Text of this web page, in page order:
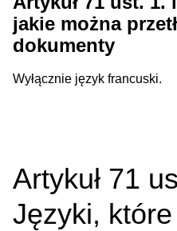
jakie można
dokumenty
Wyłącznie język francuski.
Artykuł 71
Języki,